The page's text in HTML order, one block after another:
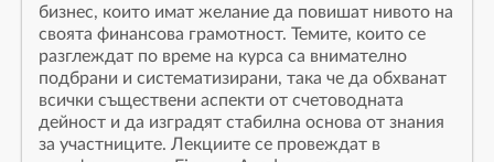
бизнес, които имат желание да повишат нивото на
своята финансова грамотност. Темите, които се
разглеждат по време на курса са внимателно
подбрани и систематизирани, така че да обхванат
всички съществени аспекти от счетоводната
дейност и да изградят стабилна основа от знания
за участниците. Лекциите се провеждат в